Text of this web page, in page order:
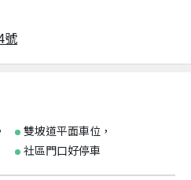
號
雙坡道平面車位，
社區門口好停車